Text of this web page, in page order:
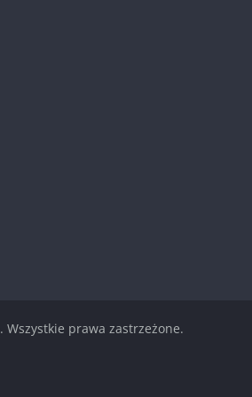
. Wszystkie prawa zastrzeżone.